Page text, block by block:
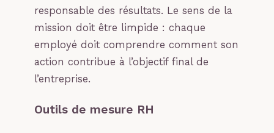
responsable des résultats. Le sens de la
mission doit être limpide : chaque
employé doit comprendre comment son
action contribue à l’objectif final de
l’entreprise.
Outils de mesure RH